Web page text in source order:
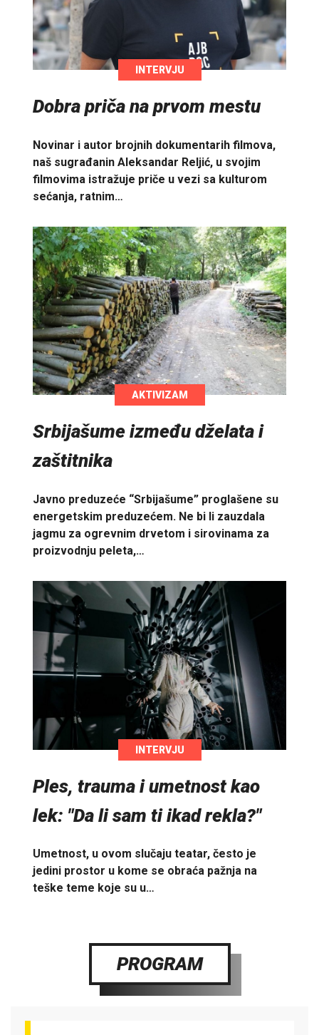
INTERVJU
Dobra priča na prvom mestu
Novinar i autor brojnih dokumentarih filmova,
naš sugrađanin Aleksandar Reljić, u svojim
filmovima istražuje priče u vezi sa kulturom
sećanja, ratnim…
AKTIVIZAM
Srbijašume između dželata i
zaštitnika
Javno preduzeće “Srbijašume” proglašene su
energetskim preduzećem. Ne bi li zauzdala
jagmu za ogrevnim drvetom i sirovinama za
proizvodnju peleta,…
INTERVJU
Ples, trauma i umetnost kao
lek: "Da li sam ti ikad rekla?"
Umetnost, u ovom slučaju teatar, često je
jedini prostor u kome se obraća pažnja na
teške teme koje su u…
PROGRAM